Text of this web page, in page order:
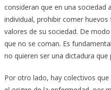
consideran que en una sociedad
individual, prohibir comer
valores de su sociedad. De
que no se coman. Es
no quieren ser una dictadura
Por otro lado, hay colectivos